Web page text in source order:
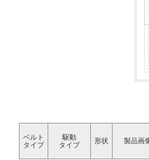
ベルト
タイプ
駆動
タイプ
形状 製品画